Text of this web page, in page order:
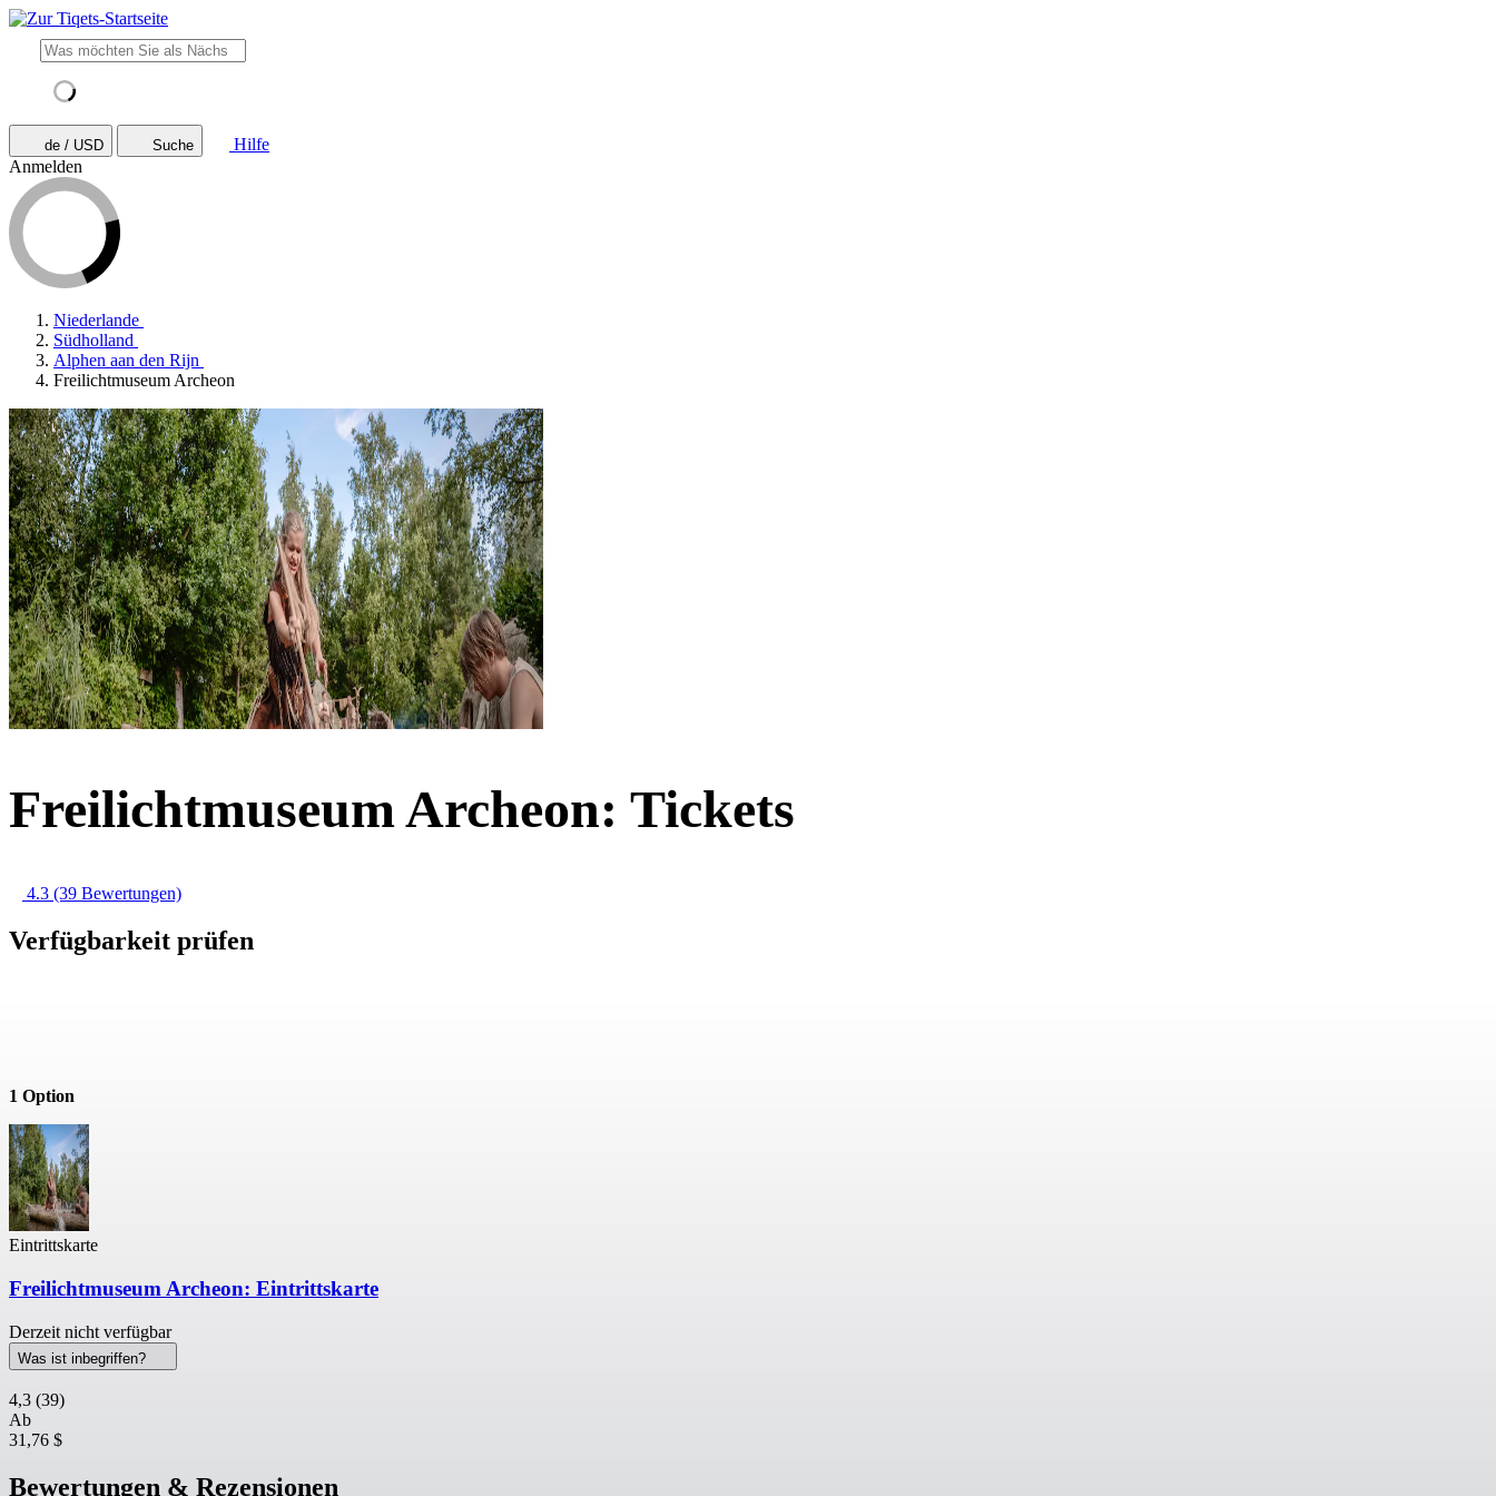
de / USD Suche
Hilfe
Anmelden
Niederlande
Südholland
Alphen aan den Rijn
Freilichtmuseum Archeon
Freilichtmuseum Archeon: Tickets
4.3 (39 Bewertungen)
Verfügbarkeit prüfen
1 Option
Eintrittskarte
Freilichtmuseum Archeon: Eintrittskarte
Derzeit nicht verfügbar
Was ist inbegriffen?
4,3 (39)
Ab
31,76 $
Bewertungen & Rezensionen